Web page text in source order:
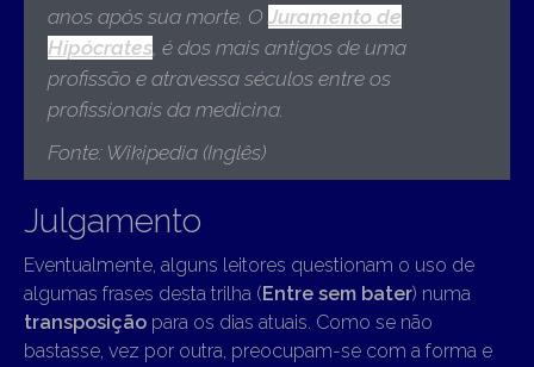
anos após sua morte. OJuramento de
Hipócrates, é dos mais antigos de uma
profissão e atravessa séculos entre os
profissionais da medicina.
Fonte: Wikipedia (Inglês)
Julgamento
Eventualmente, alguns leitores questionam o uso de
algumas frases desta trilha (Entre sem bater) numa
transposição para os dias atuais. Como se não
bastasse, vez por outra, preocupam-se com a forma e